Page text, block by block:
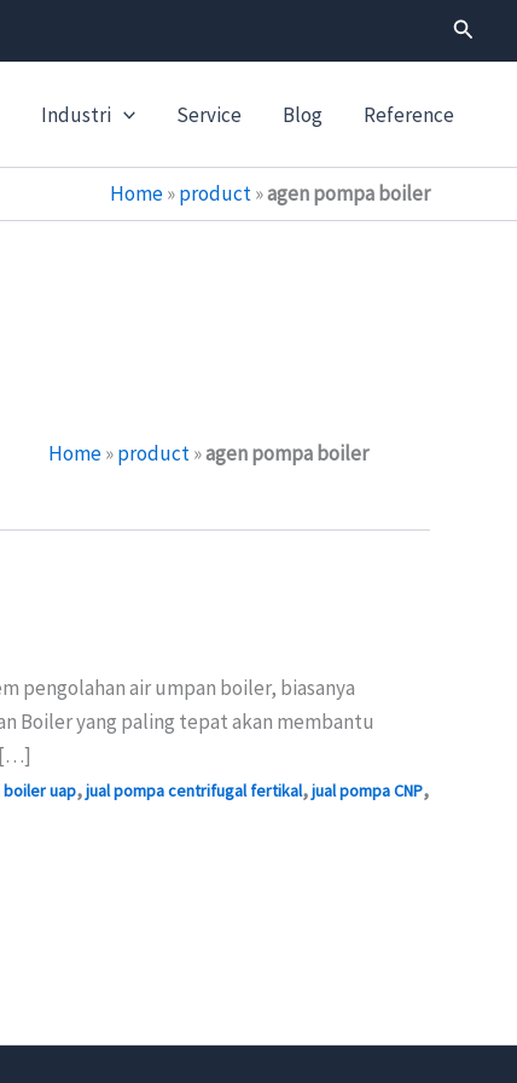
Search
Industri Service Blog Reference
Home»product»agen pompa boiler
Home»product»agen pompa boiler
pengolahan air umpan boiler, biasanya
Boiler yang paling tepat akan membantu
[…]
uap,jual pompa centrifugal fertikal,jual pompa CNP,